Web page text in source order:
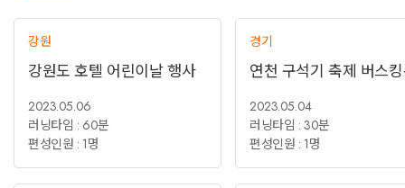
편하실때 연락 주시면 자세하게 상담 드리겠습니다 감사합니다!
강원
강원도 호텔 어린이날 행사
2023.05.06
러닝타임 : 60분
편성인원 : 1명
경기
연천 구석기 축제 버스
2023.05.04
러닝타임 : 30분
편성인원 : 1명